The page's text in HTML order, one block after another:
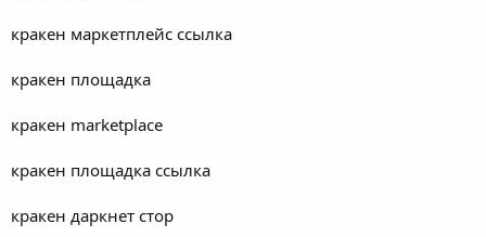
кракен маркетплейс ссылка
кракен площадка
кракен marketplace
кракен площадка ссылка
кракен даркнет стор